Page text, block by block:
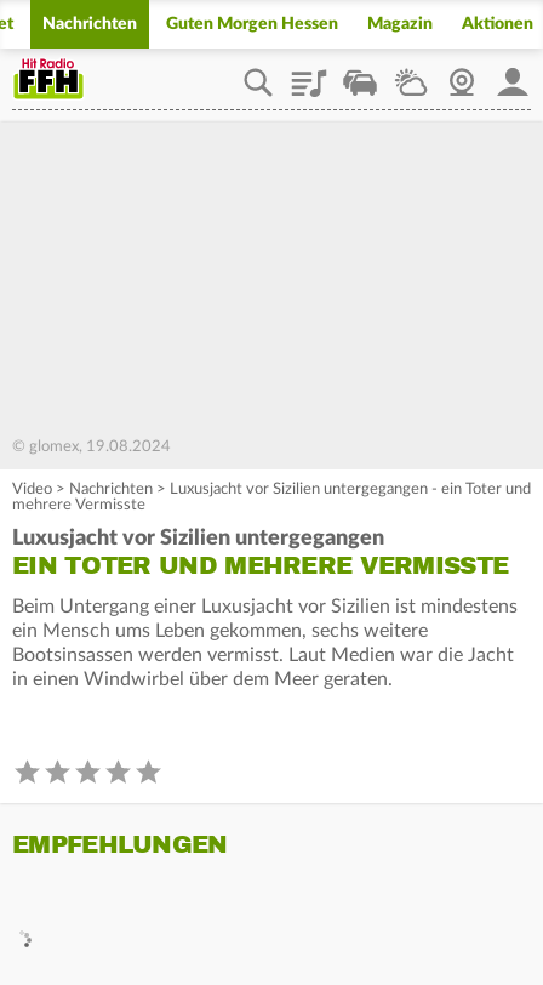
Nachrichten Guten Morgen Hessen Magazin Aktionen
PlaylistStaupilotWetterWebcam
© glomex, 19.08.2024
Video > Nachrichten > Luxusjacht vor Sizilien untergegangen - ein Toter und
mehrere Vermisste
Luxusjacht vor Sizilien untergegangen
EIN TOTER UND MEHRERE VERMISSTE
Beim Untergang einer Luxusjacht vor Sizilien ist mindestens
ein Mensch ums Leben gekommen, sechs weitere
Bootsinsassen werden vermisst. Laut Medien war die Jacht
in einen Windwirbel über dem Meer geraten.
EMPFEHLUNGEN